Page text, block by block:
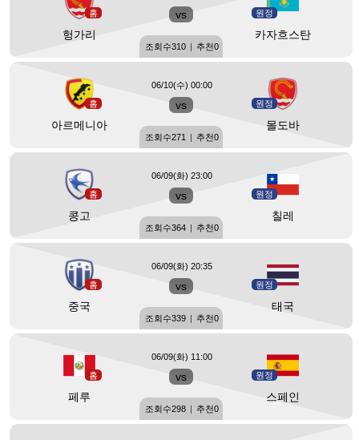
홈
헝가리
vs 원정
카자흐스탄
조회수310 | 추천0
홈
아르메니아
vs 원정
몰도바
06/10(수) 00:00
조회수271 | 추천0
홈
콩고
vs 원정
칠레
06/09(화) 23:00
조회수364 | 추천0
홈
중국
vs 원정
태국
06/09(화) 20:35
조회수339 | 추천0
홈
페루
vs 원정
스페인
06/09(화) 11:00
조회수298 | 추천0